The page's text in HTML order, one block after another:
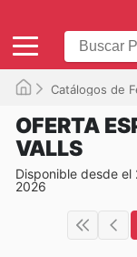
Catálogos de
OFERTA
VALLS
Disponible desde
2026